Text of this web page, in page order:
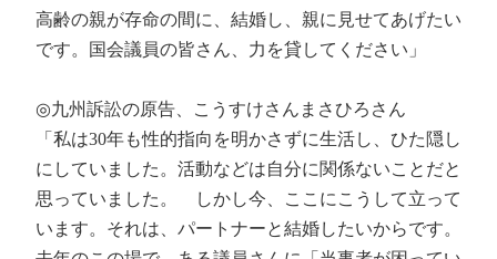
高齢の親が存命の間に、結婚し、親に見せてあげたい
です。国会議員の皆さん、力を貸してください」
◎九州訴訟の原告、こうすけさんまさひろさん
「私は30年も性的指向を明かさずに生活し、ひた隠し
にしていました。活動などは自分に関係ないことだと
思っていました。 しかし今、ここにこうして立って
います。それは、パートナーと結婚したいからです。